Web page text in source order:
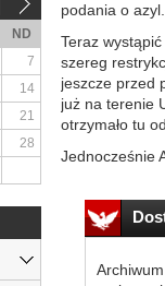
podania o azyl.
Teraz
szereg
jeszcze przed
już na terenie
otrzymało tu
Jednocześnie
ND
7
14
21
28